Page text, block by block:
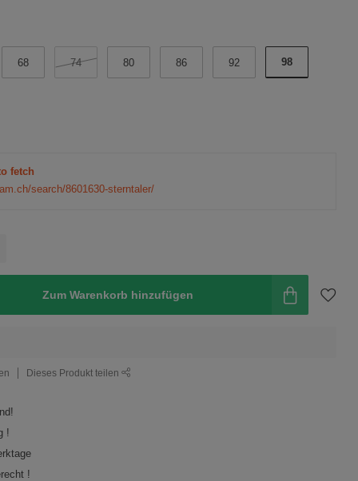
68 74 80 86 92 98
fetch
search/8601630-sterntaler/
Zum Warenkorb hinzufügen
Dieses Produkt teilen
!
!